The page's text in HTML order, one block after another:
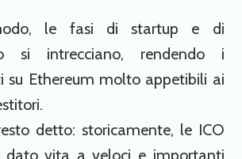
le fasi di startup e di
si intrecciano, rendendo i
su Ethereum molto appetibili ai
detto: storicamente, le ICO
dato vita a veloci e importanti